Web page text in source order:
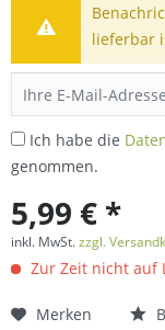
lieferbar
Ich habe die
genommen.
5,99 € *
inkl. MwSt.zzgl.
Zur Zeit nicht auf
Merken